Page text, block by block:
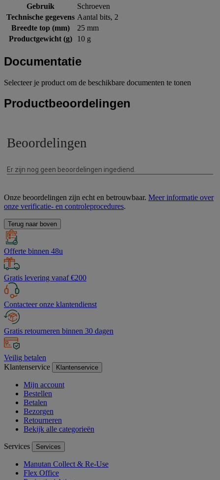
Gebruik
Schroeven
Technische gegevens Aantal bits, 2
Breedte top (mm)
25 mm
Productgewicht (g)
10 g
Documentatie
Selecteer je product om de beschikbare documenten te tonen
Productbeoordelingen
Onze beoordelingen zijn echt en betrouwbaar. Meer informatie over
onze verificatie- en controleprocedures.
Terug naar boven
Offerte binnen 48u
Gratis levering vanaf €200
Contacteer onze klantendienst
Gratis retourneren binnen 30 dagen
Veilig betalen
Klantenservice
Klantenservice
Mijn account
Bestellen
Betalen
Bezorgen
Retourneren
Bekijk alle categorieën
Services Services
Manutan Collect & Re-Use
Flex Office